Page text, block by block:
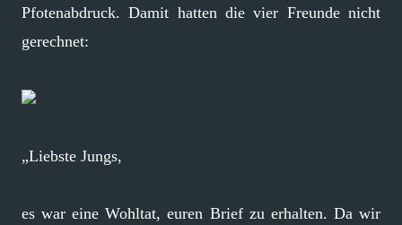
Pfotenabdruck. Damit hatten die vier Freunde nicht
gerechnet:
„Liebste Jungs,
es war eine Wohltat, euren Brief zu erhalten. Da wir